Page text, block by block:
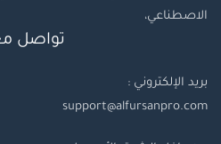
الاصطناعي،
تواصل
بريد الإلكتروني :
support@alfursanpro.com